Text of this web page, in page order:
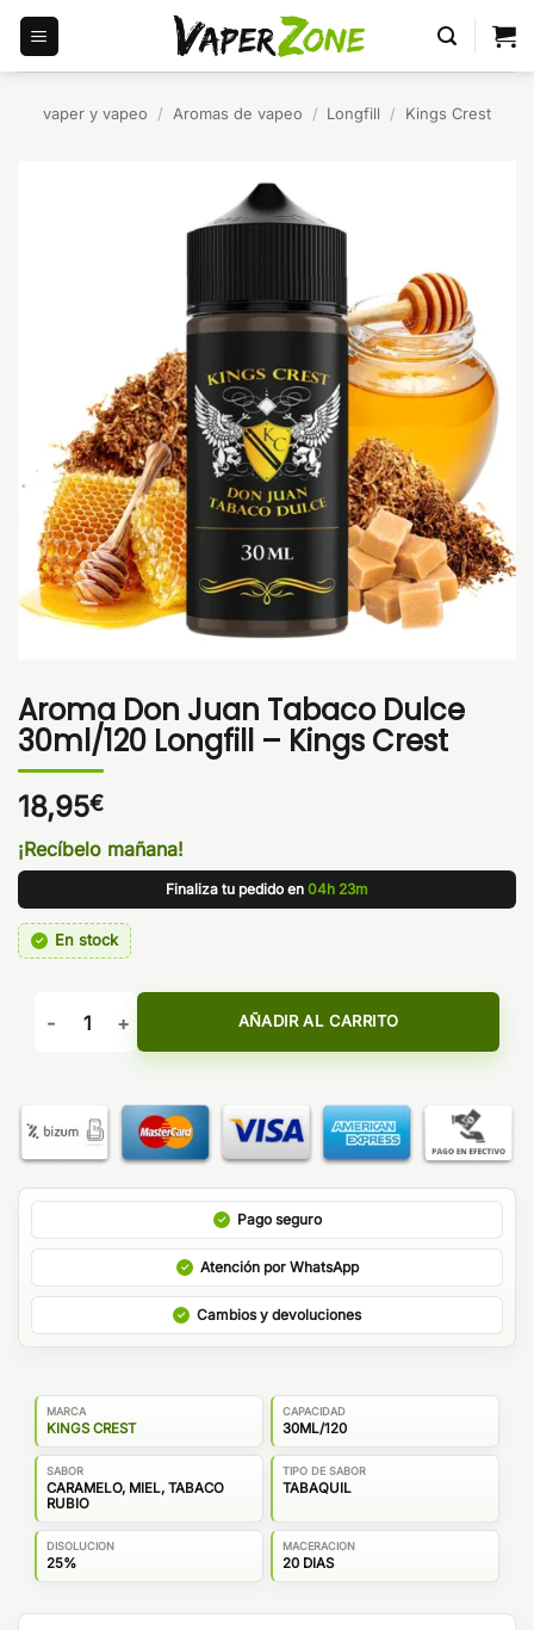
Saltar
contenido
vaper y vapeo / Aromas de vapeo / Longfill / Kings Crest
Aroma Don Juan Tabaco Dulce
30ml/120 Longfill – Kings Crest
18,95€
¡Recíbelo mañana!
Finaliza tu pedido en 04h 23m
En stock
Aroma Don Juan Tabaco Dulce 30ml/120 Longfill - Kings
AÑADIR AL CARRITO
Pago seguro
Atención por WhatsApp
Cambios y devoluciones
MARCA
KINGS CREST
CAPACIDAD
30ML/120
SABOR
CARAMELO, MIEL, TABACO
RUBIO
TIPO DE SABOR
TABAQUIL
DISOLUCION
25%
MACERACION
20 DIAS